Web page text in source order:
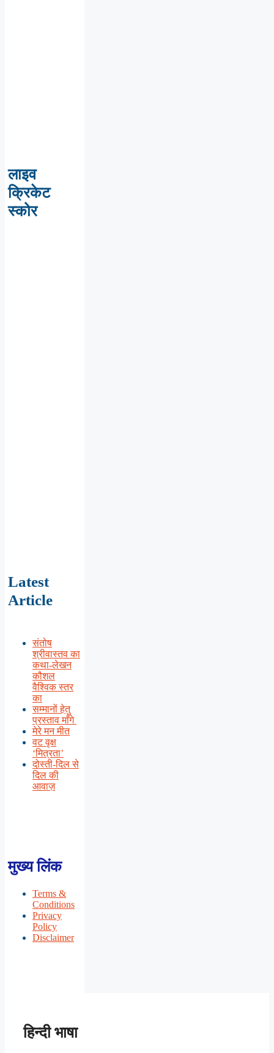
लाइव
क्रिकेट
स्कोर
Latest
Article
संतोष
श्रीवास्तव का
कथा-लेखन
कौशल
वैश्विक स्तर
का
सम्मानों हेतु
प्रस्ताव माँगे
मेरे मन मीत
वट वृक्ष
‘मित्रता’
दोस्ती-दिल से
दिल की
आवाज़
मुख्य लिंक
Terms &
Conditions
Privacy
Policy
Disclaimer
हिन्दी भाषा